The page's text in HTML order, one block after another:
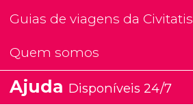
Guias de viagens da Civitatis
Quem somos
Ajuda Disponíveis 24/7